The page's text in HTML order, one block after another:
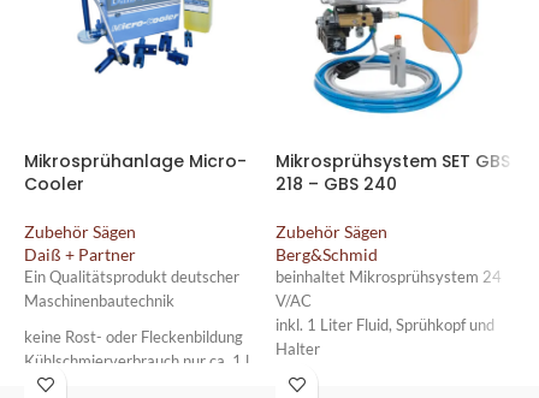
Mikrosprühanlage Micro-
Cooler
Zubehör Sägen
Daiß + Partner
Ein Qualitätsprodukt deutscher
Maschinenbautechnik
keine Rost- oder Fleckenbildung
Kühlschmierverbrauch nur ca. 1 l
auf ca. 160 h
Mikrosprühsystem SET GBS
218 – GBS 240
Zubehör Sägen
Berg&Schmid
beinhaltet Mikrosprühsystem 24
V/AC
inkl. 1 Liter Fluid, Sprühkopf und
Halter